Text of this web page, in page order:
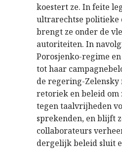
koestert ze. In feite
ultrarechtse politieke
brengt ze onder de
autoriteiten. In
Porosjenko-regime
tot haar
de regering-Zelensky
retoriek en beleid om
tegen taalvrijheden
sprekenden, en blijft
collaborateurs
dergelijk beleid sluit